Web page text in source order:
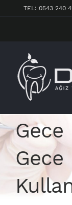
TEL: 0543 240
Gece
Gece